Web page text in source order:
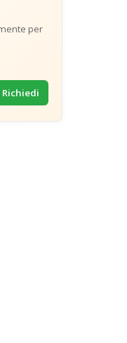
per
Richiedi